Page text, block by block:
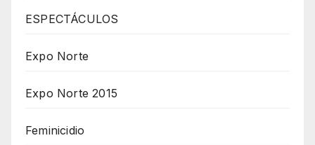
ESPECTÁCULOS
Expo Norte
Expo Norte 2015
Feminicidio